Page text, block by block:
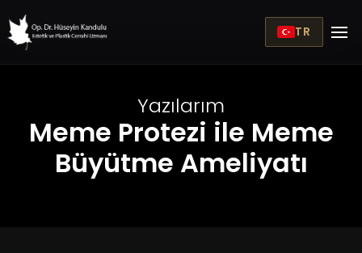
TR
Yazılarım
Meme Protezi ile Meme
Büyütme Ameliyatı